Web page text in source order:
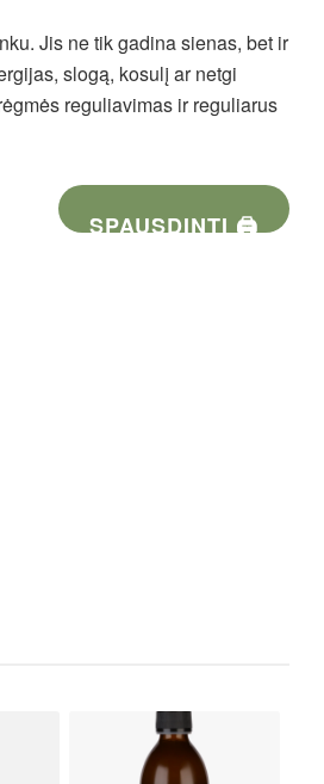
Jis ne tik gadina sienas, bet ir
slogą, kosulį ar netgi
reguliavimas ir reguliarus
SPAUSDINTI 🖨